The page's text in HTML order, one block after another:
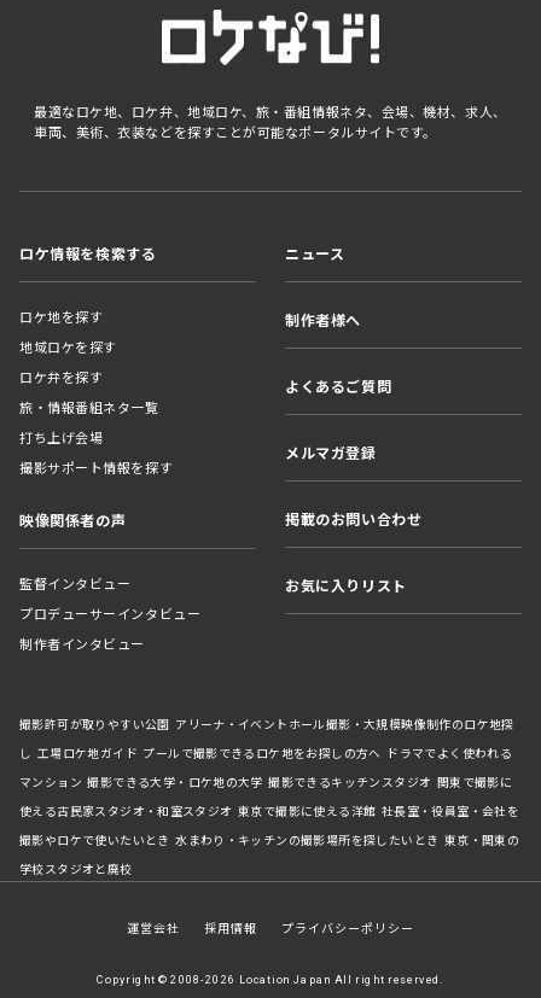
最適なロケ地、ロケ弁、地域ロケ、旅・番組情報ネタ、会場、機材、求人、
車両、美術、衣装などを探すことが可能なポータルサイトです。
ロケ情報を検索する
ロケ地を探す
地域ロケを探す
ロケ弁を探す
旅・情報番組ネタ一覧
打ち上げ会場
撮影サポート情報を探す
映像関係者の声
監督インタビュー
プロデューサーインタビュー
制作者インタビュー
ニュース
制作者様へ
よくあるご質問
メルマガ登録
掲載のお問い合わせ
お気に入りリスト
撮影許可が取りやすい公園 アリーナ・イベントホール撮影・大規模映像制作のロケ地探
し 工場ロケ地ガイド プールで撮影できるロケ地をお探しの方へ ドラマでよく使われる
マンション 撮影できる大学・ロケ地の大学 撮影できるキッチンスタジオ 関東で撮影に
使える古民家スタジオ・和室スタジオ 東京で撮影に使える洋館 社長室・役員室・会社を
撮影やロケで使いたいとき 水まわり・キッチンの撮影場所を探したいとき 東京・関東の
学校スタジオと廃校
運営会社 採用情報 プライバシーポリシー
Copyright © 2008-2026 Location Japan All right reserved.